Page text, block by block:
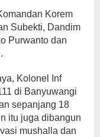
Korem
Subekti, Dandim
Purwanto dan
Kolonel Inf
di Banyuwangi
sepanjang 18
itu juga dibangun
mushalla dan